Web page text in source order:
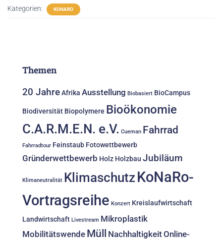
Kategorien: KONARO
Themen
20 JahreAfrika Ausstellung Biobasiert BioCampus
Biodiversität Biopolymere Bioökonomie
C.A.R.M.E.N. e.V. Cueman Fahrrad
Fahrradtour Feinstaub Fotowettbewerb
Gründerwettbewerb Holz Holzbau Jubiläum
Klimaneutralität KlimaschutzKoNaRo-
Vortragsreihe Konzert Kreislaufwirtschaft
Landwirtschaft Livestream Mikroplastik
Mobilitätswende Müll NachhaltigkeitOnline-